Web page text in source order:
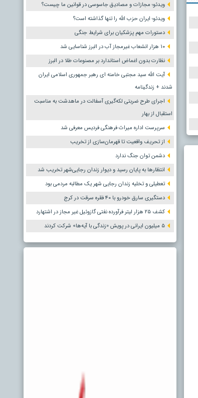
ویدئو؛ مجازات و مصادیق جاسوسی در قوانین ما چیست؟
ویدئو؛ ایران حزب الله را تنها گذاشته است؟
دستورات مهم پزشکیان برای شرایط جنگی
۱۰ هزار انشعاب غیرمجاز آب در البرز شناسایی شد
نظارت بدون اغماض استاندارد بر مصنوعات طلا در البرز
آیت الله سید مجتبی خامنه ای رهبر جمهوری اسلامی ایران
شدند + زندگینامه
اجرای طرح ضربتی لکه‌گیری آسفالت در ماهدشت به مناسبت
استقبال از بهار
سرپرست اداره میراث فرهنگی فردیس معرفی شد
از تحریف واقعیت تا قهرمان‌سازی از تخریب
دشمن توان جنگ ندارد
انتظارها به پایان رسید و دیوار زندان رجایی‌شهر تخریب شد
تعطیلی و تخلیه زندان رجایی شهر یک مطالبه مردمی بود
دستگیری سارق خودرو با ۴۰ فقره سرقت در کرج
کشف ۲۵ هزار لیتر فرآورده نفتی گازوئیل غیر مجاز در اشتهارد
۵ میلیون ایرانی در پویش «زندگی با آیه‌ها» شرکت کردند